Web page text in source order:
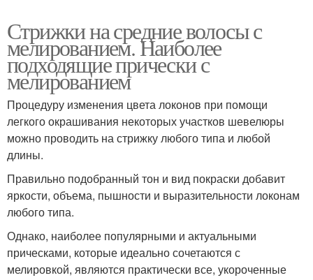
Мелирование на русые
волосы
Русые волосы
Цветное мелирование
Диагональное
мелирование
Волосы в домашних
условиях
Венецианское
Пепельное
Стрижки на средние волосы с
мелированием. Наиболее
подходящие прически с
мелированием
Процедуру изменения цвета локонов при помощи
легкого окрашивания некоторых участков шевелюры
можно проводить на стрижку любого типа и любой
длины.
Правильно подобранный тон и вид покраски добавит
яркости, объема, пышности и выразительности локонам
любого типа.
Однако, наиболее популярными и актуальными
прическами, которые идеально сочетаются с
мелировкой, являются практически все, укороченные